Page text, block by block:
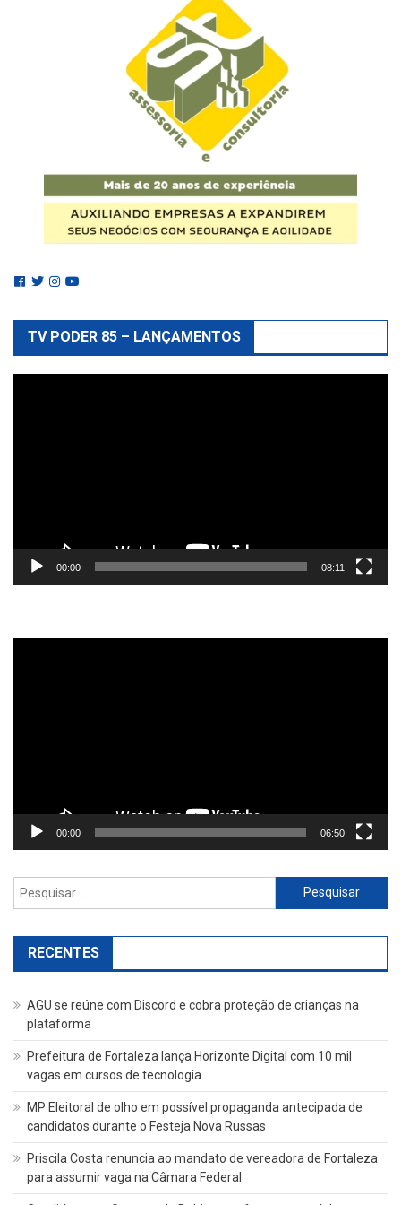
TV PODER 85 – LANÇAMENTOS
00:00 08:11
00:00 06:50
Pesquisar
por:
RECENTES
AGU se reúne com Discord e cobra proteção de crianças na
plataforma
Prefeitura de Fortaleza lança Horizonte Digital com 10 mil
vagas em cursos de tecnologia
MP Eleitoral de olho em possível propaganda antecipada de
candidatos durante o Festeja Nova Russas
Priscila Costa renuncia ao mandato de vereadora de Fortaleza
para assumir vaga na Câmara Federal